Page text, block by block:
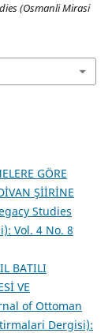
(Osmanli Mirasi
GÖRE
ŞİİRİNE
Studies
Vol. 4 No. 8
BATILI
VE
of Ottoman
Dergisi):